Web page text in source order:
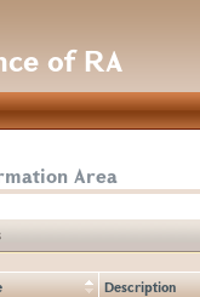
of RA
Area
Description